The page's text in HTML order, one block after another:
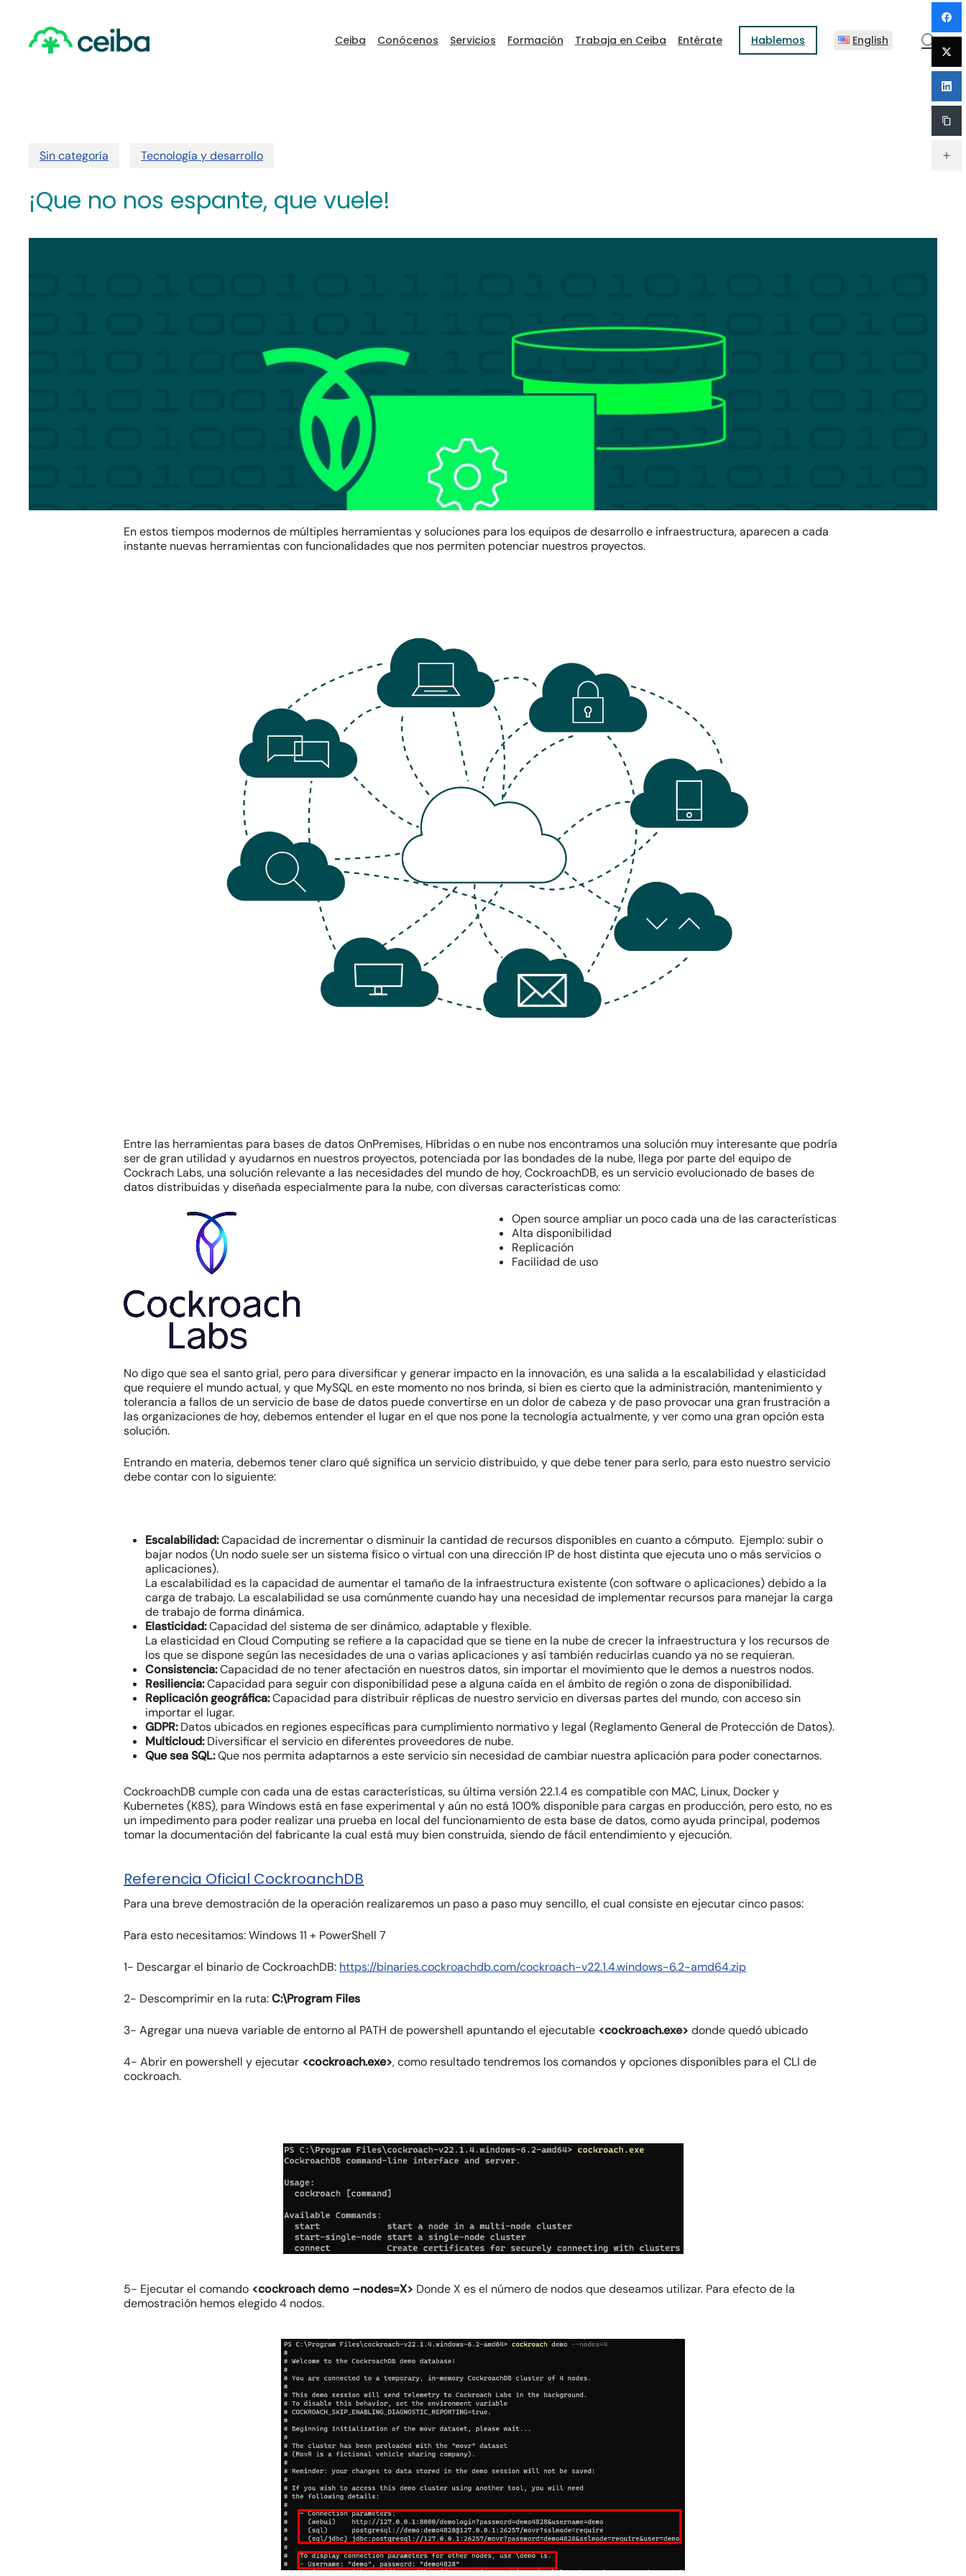
content
Ceiba Conócenos Servicios Formación Trabaja en Ceiba Entérate Hablemos English
Sin categoría Tecnología y desarrollo
¡Que no nos espante, que vuele!
En estos tiempos modernos de múltiples herramientas y soluciones para los equipos de desarrollo e infraestructura, aparecen a cada
instante nuevas herramientas con funcionalidades que nos permiten potenciar nuestros proyectos.
Entre las herramientas para bases de datos OnPremises, Híbridas o en nube nos encontramos una solución muy interesante que podría
ser de gran utilidad y ayudarnos en nuestros proyectos, potenciada por las bondades de la nube, llega por parte del equipo de
Cockrach Labs, una solución relevante a las necesidades del mundo de hoy, CockroachDB, es un servicio evolucionado de bases de
datos distribuidas y diseñada especialmente para la nube, con diversas características como:
Opensource ampliar un poco cada una de las características
Alta disponibilidad
Replicación
Facilidad de uso
No digo que sea el santo grial, pero para diversificar y generar impacto en la innovación, es una salida a laescalabilidad y elasticidad
que requiere el mundo actual, y que MySQL en este momento no nos brinda, si bien es cierto que la administración, mantenimiento y
tolerancia a fallos de un servicio de base de datos puede convertirse en un dolor de cabeza y de paso provocar una gran frustración a
las organizaciones de hoy, debemos entender el lugar en el que nos pone la tecnología actualmente, y ver como una gran opción esta
solución.
Entrando en materia, debemos tener claro qué significa unservicio distribuido, y que debe tener para serlo, para esto nuestro servicio
debe contar con lo siguiente:
Escalabilidad:Capacidad de incrementar o disminuir la cantidad de recursos disponibles en cuanto a cómputo. Ejemplo: subir o
bajar nodos(Un nodo suele ser un sistema físico o virtual con una dirección IP de host distinta que ejecuta uno o más servicios o
aplicaciones).
La escalabilidad es la capacidad de aumentar el tamaño de la infraestructura existente (con software o aplicaciones) debido a la
carga de trabajo. La escalabilidad se usa comúnmente cuando hay una necesidad de implementar recursos para manejar la carga
de trabajo de forma dinámica.
Elasticidad:Capacidad del sistema de ser dinámico, adaptable y flexible.
La elasticidad en Cloud Computing se refiere a la capacidad que se tiene en la nube de crecer la infraestructura y los recursos de
los que se dispone según las necesidades de una o varias aplicaciones y así también reducirlas cuando ya no se requieran.
Consistencia:Capacidad de no tener afectación en nuestros datos, sin importar el movimiento que le demos a nuestros nodos.
Resiliencia:Capacidad para seguir con disponibilidad pese a alguna caída en el ámbito de región o zona de disponibilidad.
Replicación geográfica:Capacidad para distribuir réplicas de nuestro servicio en diversas partes del mundo, con acceso sin
importar el lugar.
GDPR:Datos ubicados en regiones específicas para cumplimiento normativo y legal (Reglamento General de Protección de Datos).
Multicloud:Diversificar el servicio en diferentes proveedores de nube.
Que sea SQL:Que nos permita adaptarnos a este servicio sin necesidad de cambiar nuestra aplicación para poder conectarnos.
CockroachDB cumple con cada una de estas características, su última versión 22.1.4 es compatible con MAC, Linux, Docker y
Kubernetes (K8S), para Windows está en fase experimental y aún no está 100% disponible para cargas en producción, pero esto, no es
un impedimento para poder realizar una prueba en local del funcionamiento de esta base de datos, como ayuda principal, podemos
tomar la documentación del fabricante la cual está muy bien construida, siendo de fácil entendimiento y ejecución.
Referencia Oficial CockroanchDB
Para una breve demostración de la operación realizaremos un paso a paso muy sencillo, el cual consiste en ejecutar cinco pasos:
Para esto necesitamos: Windows 11 + PowerShell 7
1- Descargar el binario de CockroachDB: https://binaries.cockroachdb.com/cockroach-v22.1.4.windows-6.2-amd64.zip
2- Descomprimir en la ruta:C:\Program Files
3- Agregar una nueva variable de entorno al PATH de powershell apuntando el ejecutable <cockroach.exe> donde quedó ubicado
4- Abrir en powershell y ejecutar <cockroach.exe>, como resultado tendremos los comandos y opciones disponibles para el CLI de
cockroach.
5- Ejecutar el comando <cockroach demo –nodes=X> Donde X es el número de nodos que deseamos utilizar. Para efecto de la
demostración hemos elegido 4 nodos.